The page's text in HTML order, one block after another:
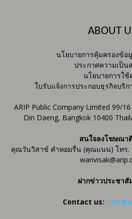
ABOUT
นโยบายการคุ้มครองข้อ
ประกาศความเป็น
นโยบายการใช้
ใบรับแจ้งการประกอบธุรกิจบริ
ARIP Public Company Limited 99/
Din Daeng, Bangkok 10400
สนใจลงโฆษณา
คุณวันวิสาข์ คำหอมรื่น (คุณแนน) โทร.
ฝากข่าวประชาสั
Contact us: